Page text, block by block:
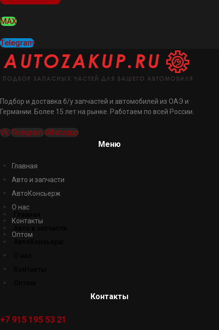
MAX
Telegram
Подбор и доставка б/у запчастей и автомобилей из ОАЭ и
Германии. Более 15 лет на рынке. Работаем по всей России.
Vk Telegram Whatsapp
Меню
Главная
Авто и запчасти
АвтоКонсьерж
О нас
Контакты
Оптом
Контакты
+7 915 195 53 21